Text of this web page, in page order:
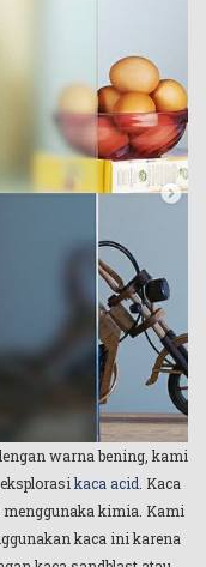
warna bening, kami
kaca acid. Kaca
menggunaka kimia. Kami
kaca ini karena